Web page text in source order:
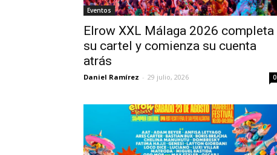
Eventos
Elrow XXL Málaga 2026 completa
su cartel y comienza su cuenta
atrás
Daniel Ramírez - 29 julio, 2026 0